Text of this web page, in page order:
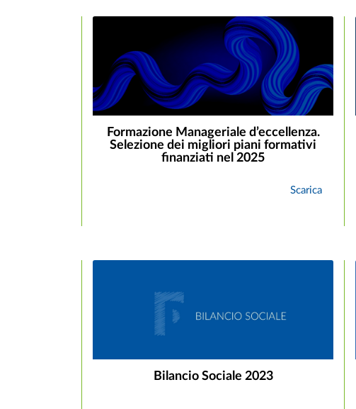
Formazione Manageriale d’eccellenza.
Selezione dei migliori piani formativi
finanziati nel 2025
Scarica
Bilancio Sociale 2023